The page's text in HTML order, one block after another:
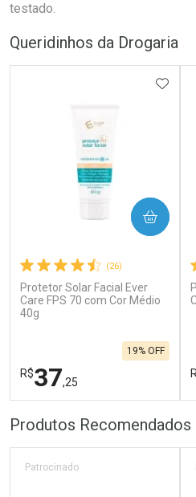
testado.
Queridinhos da Drogaria
(26)
Protetor Solar Facial Ever
Care FPS 70 com Cor Médio
40g
R$37,25
19% OFF
COMPRAR
Laboratório
Por Menos
Produtos Recomendados
Patrocinado